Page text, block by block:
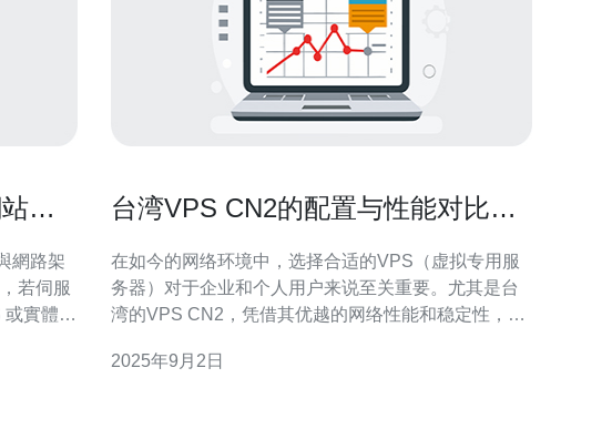
常
網路架
若伺服
實體主
線延
台湾VPS CN2的配置与性能对比分
在如今的网络环境中，选择合适的VPS（虚拟专用服
务器）对于企业和个人用户来说至关重要。尤其是台
湾的VPS CN2，凭借其优越的网络性能和稳定性，成
与性能进行深入分析，帮助用户在众多选择中找到最
2025年9月2日